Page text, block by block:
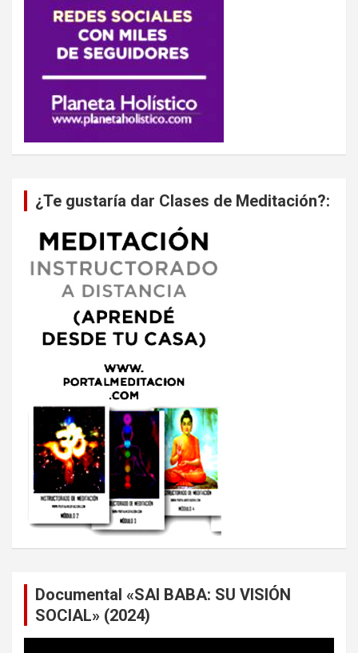
¿Te gustaría dar Clases de Meditación?:
Documental «SAI BABA: SU VISIÓN
SOCIAL» (2024)